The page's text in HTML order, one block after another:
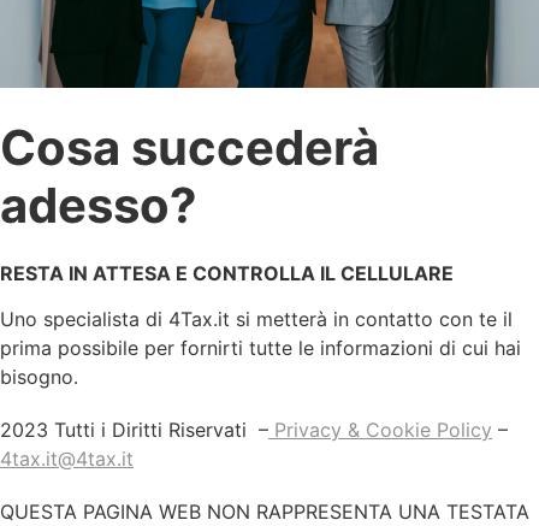
Cosa succederà
adesso?
RESTA IN ATTESA E CONTROLLA IL CELLULARE
Uno specialista di 4Tax.it si metterà in contatto con te il
prima possibile per fornirti tutte le informazioni di cui hai
bisogno.
2023 Tutti i Diritti Riservati – Privacy & Cookie Policy –
4tax.it@4tax.it
QUESTA PAGINA WEB NON RAPPRESENTA UNA TESTATA